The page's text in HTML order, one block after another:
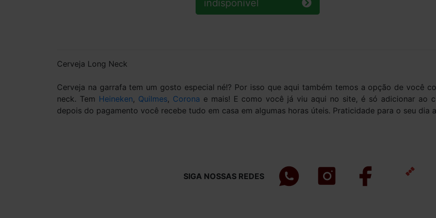
indisponível
Cerveja Long Neck
Cerveja na garrafa tem um gosto especial né!? Por isso que aqui também temos a opção de você
neck. Tem Heineken, Quilmes, Corona e mais! E como você já viu aqui no site, é só adicionar ao
depois do pagamento você recebe tudo em casa em algumas horas úteis. Praticidade para o seu dia
SIGA NOSSAS REDES